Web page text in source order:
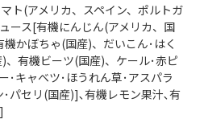
ト(アメリカ、スペイン、ポルトガ
ース[有機にんじん(アメリカ、国
かぼちゃ(国産)、だいこん･はく
、有機ビーツ(国産)、ケール･赤ピ
･キャベツ･ほうれん草･アスパラ
パセリ(国産)]､有機レモン果汁､有